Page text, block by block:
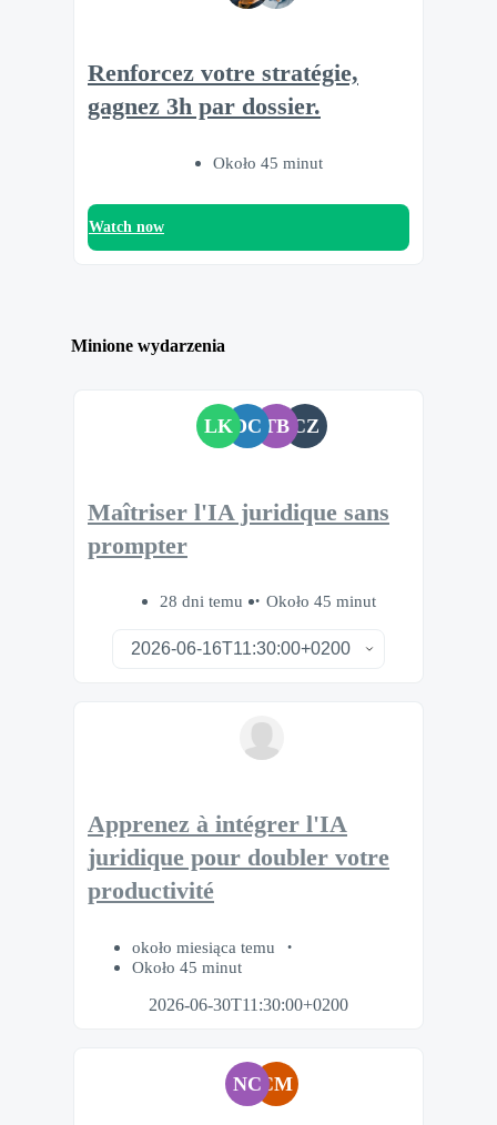
Renforcez votre stratégie,
gagnez 3h par dossier.
Około 45 minut
Watch now
Minione wydarzenia
LK DC TB CZ
Maîtriser l'IA juridique sans
prompter
28 dni temu Około 45 minut
Apprenez à intégrer l'IA
juridique pour doubler votre
productivité
około miesiąca temu
Około 45 minut
2026-06-30T11:30:00+0200
NCCM